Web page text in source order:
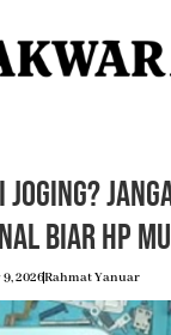
Joging?
Biar HP
2026Rahmat Yanuar